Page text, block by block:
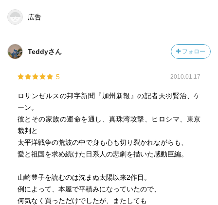
広告
Teddyさん フォロー
5 2010.01.17
ロサンゼルスの邦字新聞『加州新報』の記者天羽賢治、ケ
ーン。
彼とその家族の運命を通し、真珠湾攻撃、ヒロシマ、東京
裁判と
太平洋戦争の荒波の中で身も心も切り裂かれながらも、
愛と祖国を求め続けた日系人の悲劇を描いた感動巨編。
山崎豊子を読むのは沈まぬ太陽以来2作目。
例によって、本屋で平積みになっていたので、
何気なく買っただけでしたが、またしても